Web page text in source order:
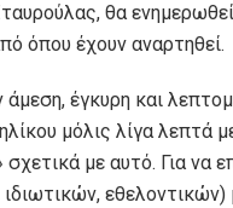
θα
όπου έχουν αναρτηθεί.
έγκυρη και
μόλις λίγα λεπτά
με αυτό. Για να